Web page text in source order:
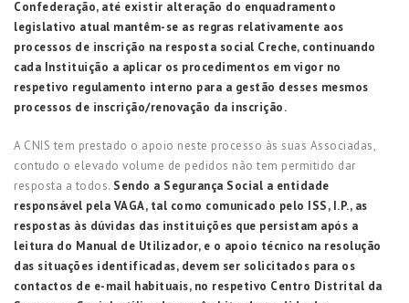
Confederação, até existir alteração do enquadramento
legislativo atual mantêm-se as regras relativamente aos
processos de inscrição na resposta social Creche, continuando
cada Instituição a aplicar os procedimentos em vigor no
respetivo regulamento interno para a gestão desses mesmos
processos de inscrição/renovação da inscrição.
A CNIS tem prestado o apoio neste processo às suas Associadas,
contudo o elevado volume de pedidos não tem permitido dar
resposta a todos. Sendo a Segurança Social a entidade
responsável pela VAGA, tal como comunicado pelo ISS, I.P., as
respostas às dúvidas das instituições que persistam após a
leitura do Manual de Utilizador,e o apoio técnico na resolução
das situações identificadas, devem ser solicitados para os
contactos de e-mail habituais, no respetivo Centro Distrital da